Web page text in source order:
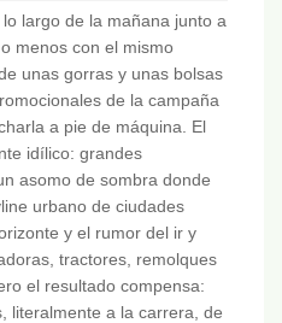
largo de la mañana junto a
menos con el mismo
unas gorras y unas bolsas
de la campaña
a pie de máquina. El
idílico: grandes
asomo de sombra donde
urbano de ciudades
y el rumor del ir y
tractores, remolques
el resultado compensa:
literalmente a la carrera, de